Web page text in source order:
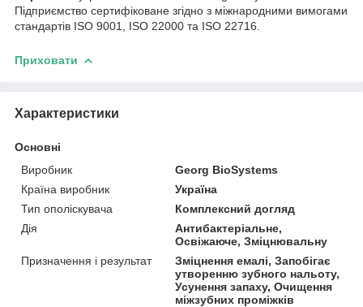
Підприємство сертифіковане згідно з міжнародними вимогами
стандартів ISO 9001, ISO 22000 та ISO 22716.
Приховати
Характеристики
Основні
Виробник
Georg BioSystems
Країна виробник
Україна
Тип ополіскувача
Комплексний догляд
Дія
Антибактеріальне,
Освіжаюче, Зміцнювальну
Призначення і результат
Зміцнення емалі, Запобігає
утворенню зубного нальоту,
Усунення запаху, Очищення
міжзубних проміжків